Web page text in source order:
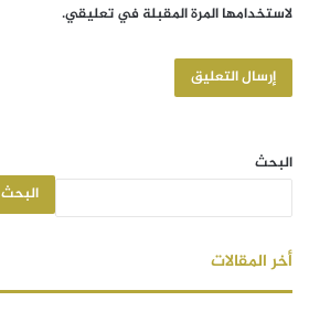
لاستخدامها المرة المقبلة في تعليقي.
البحث
البحث
أخر المقالات